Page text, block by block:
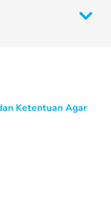
Macet
Ketentuan Agar